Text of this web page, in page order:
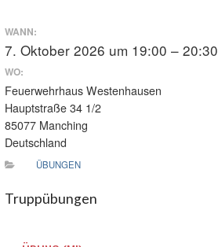
WANN:
7. Oktober 2026 um 19:00 – 20:30
WO:
Feuerwehrhaus Westenhausen
Hauptstraße 34 1/2
85077 Manching
Deutschland
ÜBUNGEN
Truppübungen